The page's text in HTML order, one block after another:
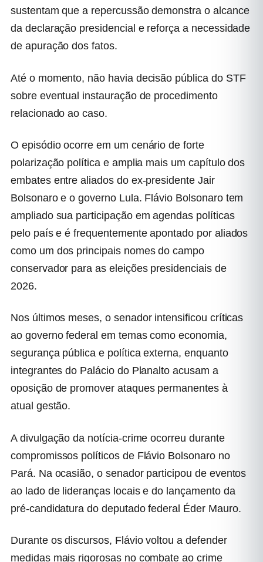
sustentam que a repercussão demonstra o alcance
da declaração presidencial e reforça a necessidade
de apuração dos fatos.
Até o momento, não havia decisão pública do STF
sobre eventual instauração de procedimento
relacionado ao caso.
O episódio ocorre em um cenário de forte
polarização política e amplia mais um capítulo dos
embates entre aliados do ex-presidente Jair
Bolsonaro e o governo Lula. Flávio Bolsonaro tem
ampliado sua participação em agendas políticas
pelo país e é frequentemente apontado por aliados
como um dos principais nomes do campo
conservador para as eleições presidenciais de
2026.
Nos últimos meses, o senador intensificou críticas
ao governo federal em temas como economia,
segurança pública e política externa, enquanto
integrantes do Palácio do Planalto acusam a
oposição de promover ataques permanentes à
atual gestão.
A divulgação da notícia-crime ocorreu durante
compromissos políticos de Flávio Bolsonaro no
Pará. Na ocasião, o senador participou de eventos
ao lado de lideranças locais e do lançamento da
pré-candidatura do deputado federal Éder Mauro.
Durante os discursos, Flávio voltou a defender
medidas mais rigorosas no combate ao crime